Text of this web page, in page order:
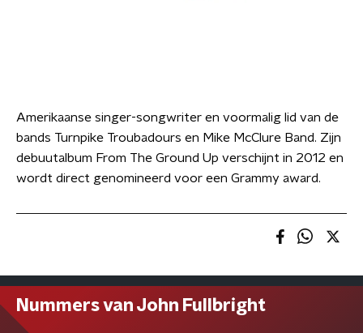
Amerikaanse singer-songwriter en voormalig lid van de
bands Turnpike Troubadours en Mike McClure Band. Zijn
debuutalbum From The Ground Up verschijnt in 2012 en
wordt direct genomineerd voor een Grammy award.
Nummers van John Fullbright